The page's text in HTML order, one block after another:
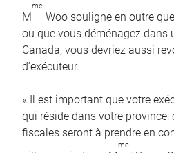
M
me
Woo souligne en outre
ou que vous déménagez dans
Canada, vous devriez aussi
d’exécuteur.
« Il est important que votre
qui réside dans votre
fiscales seront à prendre en
me